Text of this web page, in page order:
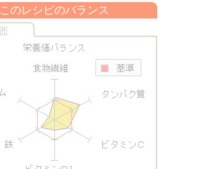
このレシピのバランス